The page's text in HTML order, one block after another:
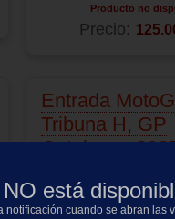
está
notificación cuando se abran las
Producto no
Precio:
Entrada
Tribuna H, GP
Catalunya